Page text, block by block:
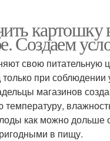
картошку
Создаем
свою питательную
при соблюдении
магазинов
температуру,
как можно дольше
в пищу.